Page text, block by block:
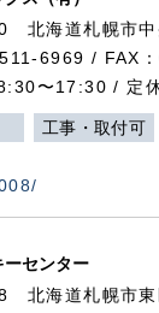
北海道札幌市
6969 / FAX
〜17:30 / 定
工事・取付可
ーセンター
北海道札幌市